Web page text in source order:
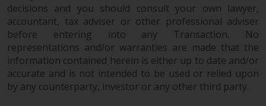
decisions and you should consult your own lawyer,
accountant, tax adviser or other professional adviser
before entering into any Transaction. No
representations and/or warranties are made that the
information contained herein is either up to date and/or
accurate and is not intended to be used or relied upon
by any counterparty, investor or any other third party.